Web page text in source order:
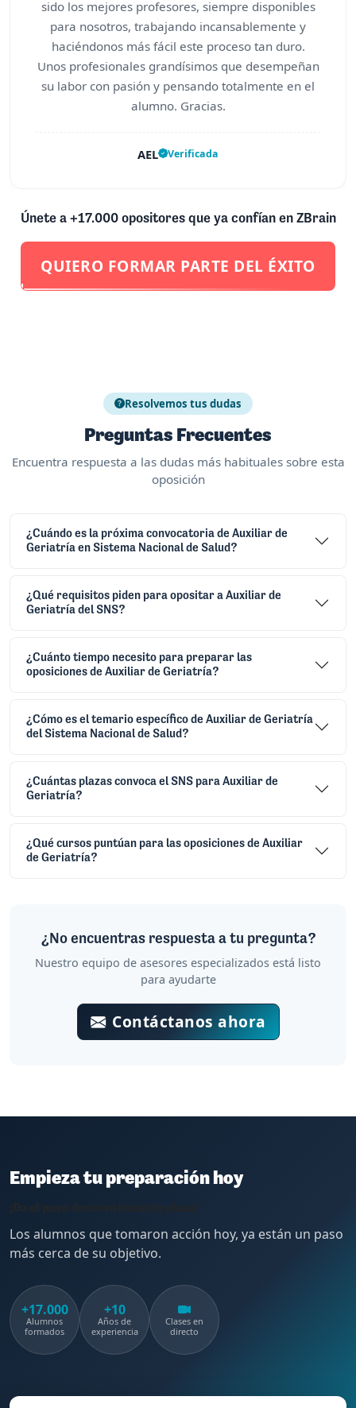
sido los mejores profesores, siempre disponibles
para nosotros, trabajando incansablemente y
haciéndonos más fácil este proceso tan duro.
Unos profesionales grandísimos que desempeñan
su labor con pasión y pensando totalmente en el
alumno. Gracias.
AEL Verificada
Únete a +17.000 opositores que ya confían en ZBrain
QUIERO FORMAR PARTE DEL ÉXITO
Resolvemos tus dudas
Preguntas Frecuentes
Encuentra respuesta a las dudas más habituales sobre esta
oposición
¿Cuándo es la próxima convocatoria de Auxiliar de
Geriatría en Sistema Nacional de Salud?
¿Qué requisitos piden para opositar a Auxiliar de
Geriatría del SNS?
¿Cuánto tiempo necesito para preparar las
oposiciones de Auxiliar de Geriatría?
¿Cómo es el temario específico de Auxiliar de Geriatría
del Sistema Nacional de Salud?
¿Cuántas plazas convoca el SNS para Auxiliar de
Geriatría?
¿Qué cursos puntúan para las oposiciones de Auxiliar
de Geriatría?
¿No encuentras respuesta a tu pregunta?
Nuestro equipo de asesores especializados está listo
para ayudarte
Contáctanos ahora
Empieza tu preparación hoy
Los alumnos que tomaron acción hoy, ya están un paso
más cerca de su objetivo.
+17.000
Alumnos
formados
+10
Años de
experiencia
Clases en
directo